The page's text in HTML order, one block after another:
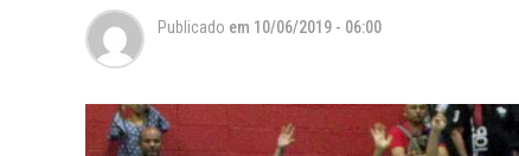
Publicado em 10/06/2019 - 06:00